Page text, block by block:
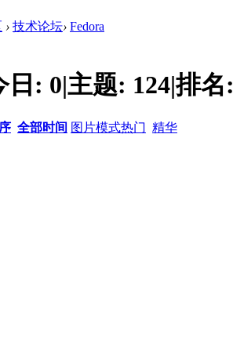
› 技术论坛› Fedora
日: 0|主题: 124|排名:
全部时间 图片模式热门 精华